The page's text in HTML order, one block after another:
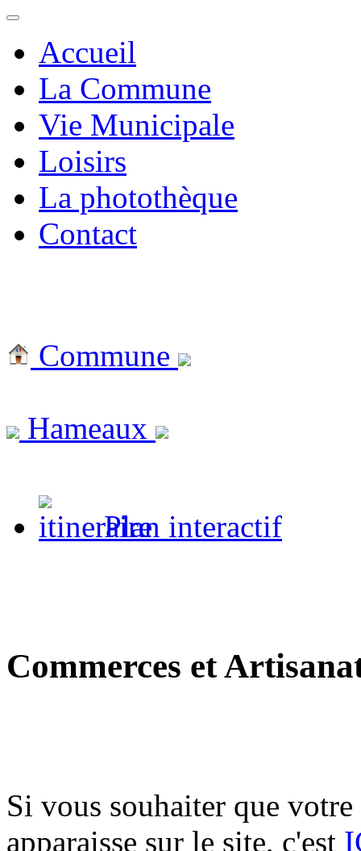
Accueil
La Commune
Vie Municipale
Loisirs
La photothèque
Contact
Commune
Hameaux
Plan interactif
Commerces et
Si vous souhaiter que
apparaisse sur le site, c'est